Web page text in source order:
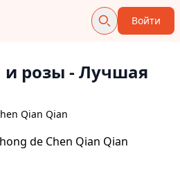
Войти
и розы - Лучшая
Qian Qian